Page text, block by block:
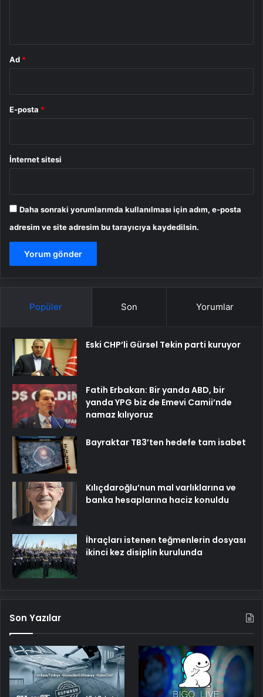
Ad *
E-posta *
İnternet sitesi
Daha sonraki yorumlarımda kullanılması için adım, e-posta
adresim ve site adresim bu tarayıcıya kaydedilsin.
Popüler Son Yorumlar
Eski CHP’li Gürsel Tekin parti kuruyor
Fatih Erbakan: Bir yanda ABD, bir
yanda YPG biz de Emevi Camii’nde
namaz kılıyoruz
Bayraktar TB3’ten hedefe tam isabet
Kılıçdaroğlu’nun mal varlıklarına ve
banka hesaplarına haciz konuldu
İhraçları istenen teğmenlerin dosyası
ikinci kez disiplin kurulunda
Son Yazılar